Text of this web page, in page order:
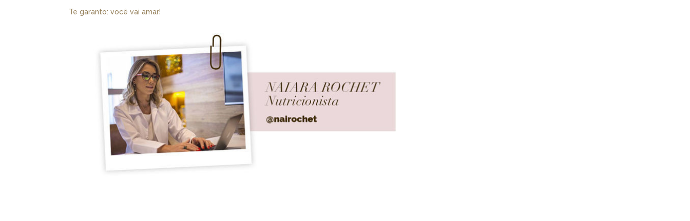
Te garanto: você vai amar!